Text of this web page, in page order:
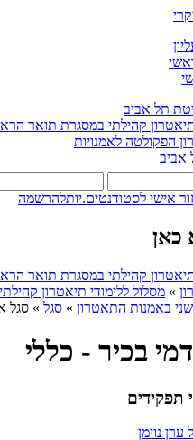
תיאטרון קהילתי במסגרת תואר
הפקולטה לאמנויות
אביב
אישי לסטודנטים.יותלהרשמה
כאן
תיאטרון קהילתי במסגרת תואר
» מסלול ללימודי תיאטרון
באמנות התאטרון » סגל » סגל
בכיר - כללי
תפקידים